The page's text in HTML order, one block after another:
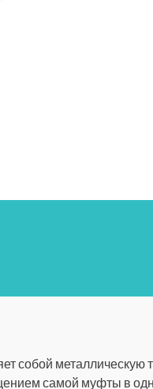
собой металлическую
самой муфты в